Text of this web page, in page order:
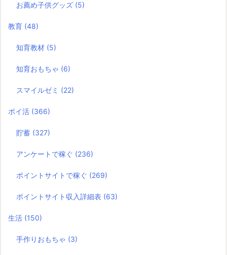
お薦め子供グッズ (5)
教育 (48)
知育教材 (5)
知育おもちゃ (6)
スマイルゼミ (22)
ポイ活 (366)
貯蓄 (327)
アンケートで稼ぐ (236)
ポイントサイトで稼ぐ (269)
ポイントサイト収入詳細表 (63)
生活 (150)
手作りおもちゃ (3)